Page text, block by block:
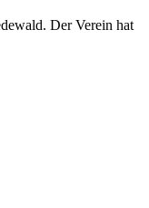
Der Verein hat